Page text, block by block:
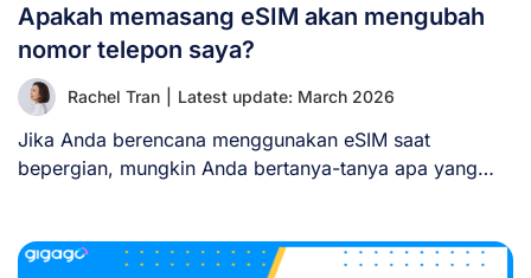
Apakah memasang eSIM akan mengubah
nomor telepon saya?
Rachel Tran Latest update: March 2026
Jika Anda berencana menggunakan eSIM saat
bepergian, mungkin Anda bertanya-tanya apa yang